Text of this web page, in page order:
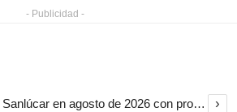
- Publicidad -
Cine de verano en Sanlúcar en agosto de 2026 con proyecciones gratuitas en playas y barrios ›